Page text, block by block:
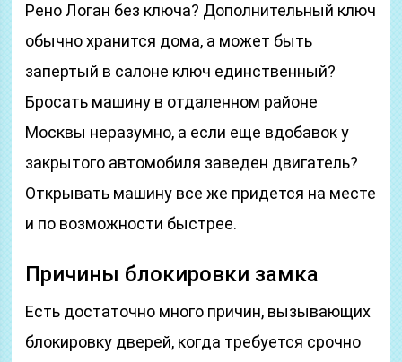
Рено Логан без ключа? Дополнительный ключ
обычно хранится дома, а может быть
запертый в салоне ключ единственный?
Бросать машину в отдаленном районе
Москвы неразумно, а если еще вдобавок у
закрытого автомобиля заведен двигатель?
Открывать машину все же придется на месте
и по возможности быстрее.
Причины блокировки замка
Есть достаточно много причин, вызывающих
блокировку дверей, когда требуется срочно